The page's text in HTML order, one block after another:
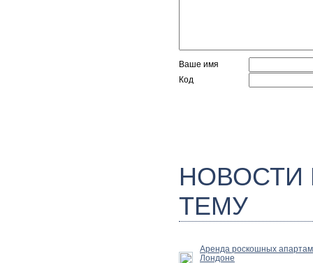
Ваше имя
Код
ТЕМУ
Аренда роскошных
Лондоне